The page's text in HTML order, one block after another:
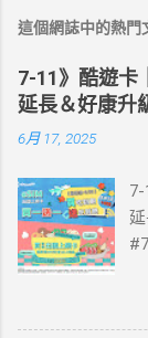
這個網誌中的熱門
7-11》酷遊卡
延長＆好康升
6月 17, 2025